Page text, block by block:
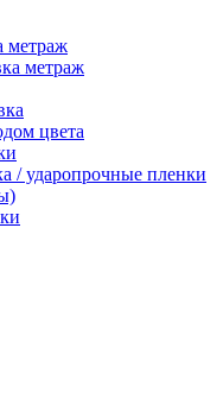
метраж
метраж
цвета
/ ударопрочные пленки